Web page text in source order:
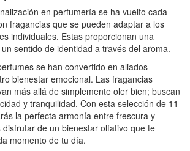
en perfumería se ha vuelto cada
fragancias que se pueden adaptar a los
individuales. Estas proporcionan una
sentido de identidad a través del aroma.
se han convertido en aliados
bienestar emocional. Las fragancias
más allá de simplemente oler bien; buscan
y tranquilidad. Con esta selección de 11
la perfecta armonía entre frescura y
de un bienestar olfativo que te
momento de tu día.